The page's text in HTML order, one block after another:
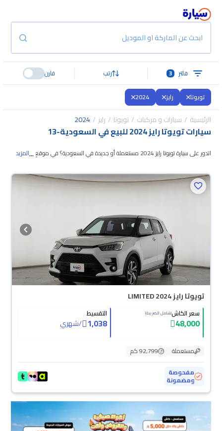
ابحث عن الماركة او الموديل
فلتر 3 رتب قارن
تويوتا رايز 2024
الرئيسية سيارات و مركبات تويوتا رايز 2024
سيارات تويوتا رايز 2024 للبيع في السعودية -
13
اتدور على سيارة تويوتا رايز 2024 مستعملة أو جديدة في السعودية؟ في موقع
تويوتا رايز 2024 المستعملة مضمونة ومفحوصة بأكثر من 200 نقطة وتقدر تجربها
وتحجزها أونلاين، وبتوصلك لين باب بيتك.
...المزيد
تويوتا رايز LIMITED 2024
سعر الكاش(شامل الضريبة)
48,000
التقسيط
1,038
/شهري
مستعملة
92,799 كم
مفحوصة
ومضمونة